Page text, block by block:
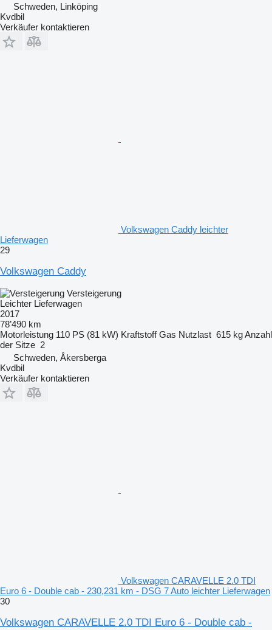
Schweden, Linköping
Kvdbil
Verkäufer kontaktieren
Volkswagen Caddy leichter
Lieferwagen
29
Volkswagen Caddy
Versteigerung
Leichter Lieferwagen
2017
78’490 km
Motorleistung 110 PS (81 kW) Kraftstoff Gas Nutzlast 615 kgAnzahl
der Sitze 2
Schweden, Åkersberga
Kvdbil
Verkäufer kontaktieren
Volkswagen CARAVELLE 2.0 TDI
Euro 6 - Double cab - 230,231 km - DSG 7 Auto leichter Lieferwagen
30
Volkswagen CARAVELLE 2.0 TDI Euro 6 - Double cab -